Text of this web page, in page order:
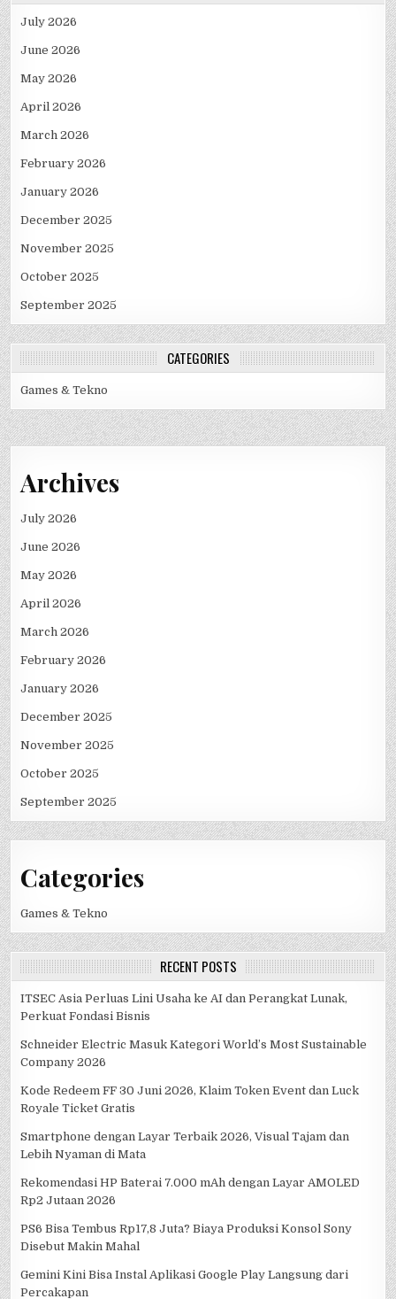
July 2026
June 2026
May 2026
April 2026
March 2026
February 2026
January 2026
December 2025
November 2025
October 2025
September 2025
CATEGORIES
Games & Tekno
Archives
July 2026
June 2026
May 2026
April 2026
March 2026
February 2026
January 2026
December 2025
November 2025
October 2025
September 2025
Categories
Games & Tekno
RECENT POSTS
ITSEC Asia Perluas Lini Usaha ke AI dan Perangkat Lunak,
Perkuat Fondasi Bisnis
Schneider Electric Masuk Kategori World’s Most Sustainable
Company 2026
Kode Redeem FF 30 Juni 2026, Klaim Token Event dan Luck
Royale Ticket Gratis
Smartphone dengan Layar Terbaik 2026, Visual Tajam dan
Lebih Nyaman di Mata
Rekomendasi HP Baterai 7.000 mAh dengan Layar AMOLED
Rp2 Jutaan 2026
PS6 Bisa Tembus Rp17,8 Juta? Biaya Produksi Konsol Sony
Disebut Makin Mahal
Gemini Kini Bisa Instal Aplikasi Google Play Langsung dari
Percakapan